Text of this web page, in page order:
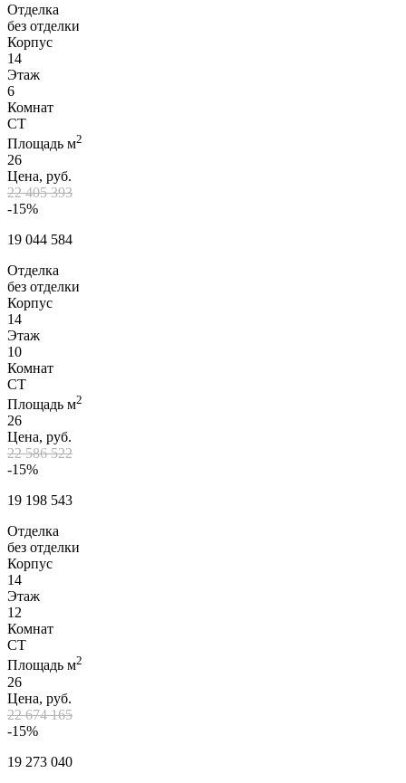
Отделка
без отделки
Корпус
14
Этаж
6
Комнат
СТ
Площадь м2
26
Цена, руб.
22 405 393
-15%
19 044 584
Отделка
без отделки
Корпус
14
Этаж
10
Комнат
СТ
Площадь м2
26
Цена, руб.
22 586 522
-15%
19 198 543
Отделка
без отделки
Корпус
14
Этаж
12
Комнат
СТ
Площадь м2
26
Цена, руб.
22 674 165
-15%
19 273 040